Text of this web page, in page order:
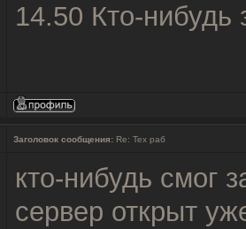
14.50 Кто-нибудь
Заголовок сообщения: Re: Тех раб
кто-нибудь смог
сервер открыт